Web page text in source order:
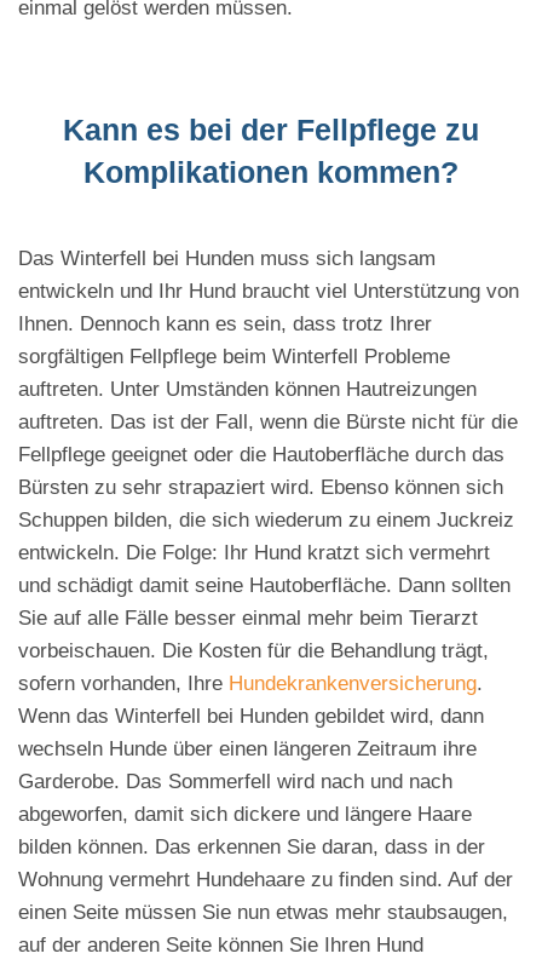
einmal gelöst werden müssen.
Kann es bei der Fellpflege zu
Komplikationen kommen?
Das Winterfell bei Hunden muss sich langsam
entwickeln und Ihr Hund braucht viel Unterstützung von
Ihnen. Dennoch kann es sein, dass trotz Ihrer
sorgfältigen Fellpflege beim Winterfell Probleme
auftreten. Unter Umständen können Hautreizungen
auftreten. Das ist der Fall, wenn die Bürste nicht für die
Fellpflege geeignet oder die Hautoberfläche durch das
Bürsten zu sehr strapaziert wird. Ebenso können sich
Schuppen bilden, die sich wiederum zu einem Juckreiz
entwickeln. Die Folge: Ihr Hund kratzt sich vermehrt
und schädigt damit seine Hautoberfläche. Dann sollten
Sie auf alle Fälle besser einmal mehr beim Tierarzt
vorbeischauen. Die Kosten für die Behandlung trägt,
sofern vorhanden, Ihre Hundekrankenversicherung.
Wenn das Winterfell bei Hunden gebildet wird, dann
wechseln Hunde über einen längeren Zeitraum ihre
Garderobe. Das Sommerfell wird nach und nach
abgeworfen, damit sich dickere und längere Haare
bilden können. Das erkennen Sie daran, dass in der
Wohnung vermehrt Hundehaare zu finden sind. Auf der
einen Seite müssen Sie nun etwas mehr staubsaugen,
auf der anderen Seite können Sie Ihren Hund